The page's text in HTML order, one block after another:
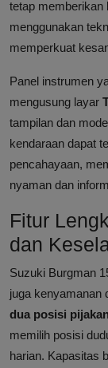
tetap memberikan
menggunakan
memperkuat
Panel instrumen
mengusung layar
tampilan dan
kendaraan dapat
pencahayaan,
nyaman dan
Fitur
dan
Suzuki Burgman
juga kenyamanan
dua posisi
memilih posisi
harian. Kapasitas